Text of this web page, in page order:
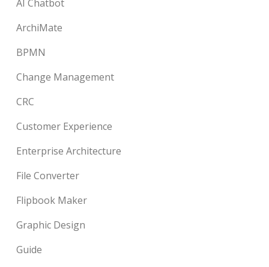
AI Chatbot
ArchiMate
BPMN
Change Management
CRC
Customer Experience
Enterprise Architecture
File Converter
Flipbook Maker
Graphic Design
Guide